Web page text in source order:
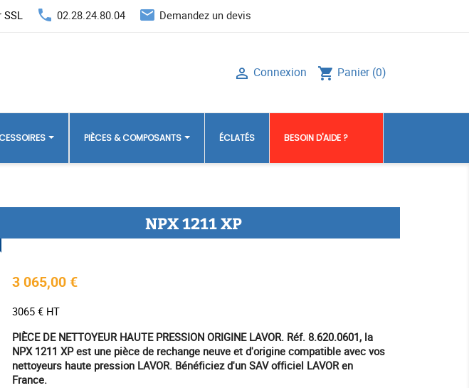
SSL phone 02.28.24.80.04 email Demandez un devis
shopping_cart Panier (0)
 Connexion
PIÈCES & COMPOSANTS ÉCLATÉS BESOIN D'AIDE ?
NPX 1211 XP
3 065,00 €
3065 € HT
PIÈCE DE NETTOYEUR HAUTE PRESSION ORIGINE LAVOR. Réf. 8.620.0601, la
NPX 1211 XP est une pièce de rechange neuve et d'origine compatible avec vos
nettoyeurs haute pression LAVOR. Bénéficiez d'un SAV officiel LAVOR en
France.